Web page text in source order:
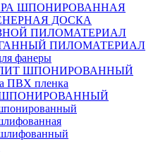
ШПОНИРОВАННАЯ
ДОСКА
ПИЛОМАТЕРИАЛ
ПИЛОМАТЕРИАЛ
фанеры
ШПОНИРОВАННЫЙ
ПВХ пленка